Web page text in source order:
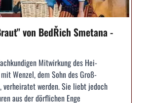
von BedŘich Smetana -
Mitwirkung des Hei­
Wenzel, dem Sohn des Groß­
verheiratet werden. Sie liebt ­jedoch
aus der dörfli­chen Enge